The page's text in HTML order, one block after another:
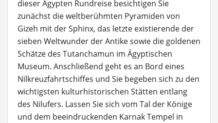
dieser Ägypten Rundreise besichtigen Sie
zunächst die weltberühmten Pyramiden von
Gizeh mit der Sphinx, das letzte existierende der
sieben Weltwunder der Antike sowie die goldenen
Schätze des Tutanchamun im Ägyptischen
Museum. Anschließend geht es an Bord eines
Nilkreuzfahrtschiffes und Sie begeben sich zu den
wichtigsten kulturhistorischen Stätten entlang
des Nilufers. Lassen Sie sich vom Tal der Könige
und dem beeindruckenden Karnak Tempel in